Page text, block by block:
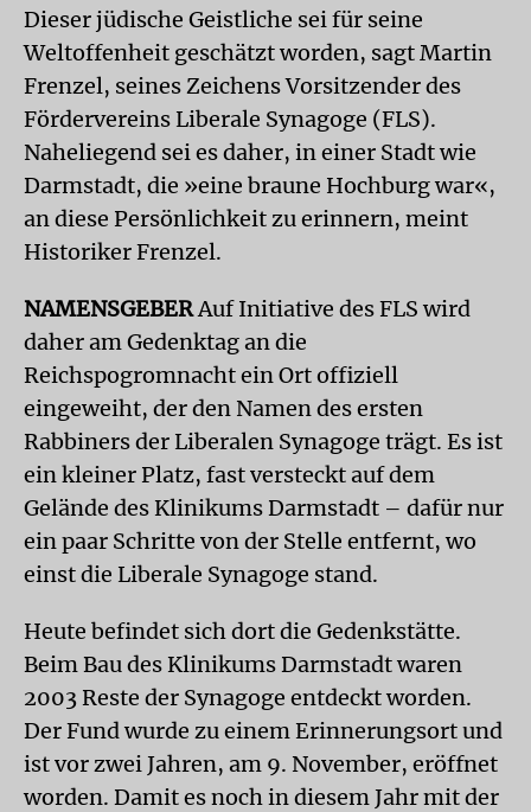
Dieser jüdische Geistliche sei für seine
Weltoffenheit geschätzt worden, sagt Martin
Frenzel, seines Zeichens Vorsitzender des
Fördervereins Liberale Synagoge (FLS).
Naheliegend sei es daher, in einer Stadt wie
Darmstadt, die »eine braune Hochburg war«,
an diese Persönlichkeit zu erinnern, meint
Historiker Frenzel.
NAMENSGEBERAuf Initiative des FLS wird
daher am Gedenktag an die
Reichspogromnacht ein Ort offiziell
eingeweiht, der den Namen des ersten
Rabbiners der Liberalen Synagoge trägt. Es ist
ein kleiner Platz, fast versteckt auf dem
Gelände des Klinikums Darmstadt – dafür nur
ein paar Schritte von der Stelle entfernt, wo
einst die Liberale Synagoge stand.
Heute befindet sich dort die Gedenkstätte.
Beim Bau des Klinikums Darmstadt waren
2003 Reste der Synagoge entdeckt worden.
Der Fund wurde zu einem Erinnerungsort und
ist vor zwei Jahren, am 9. November, eröffnet
worden. Damit es noch in diesem Jahr mit der